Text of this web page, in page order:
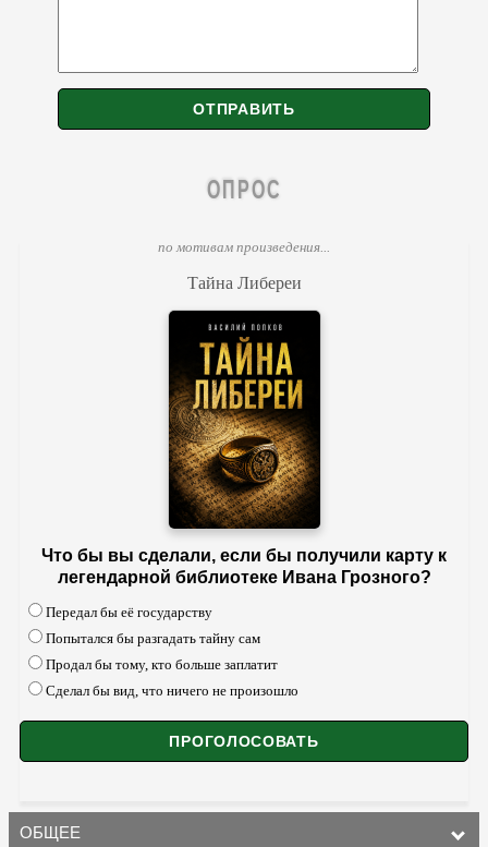
ОПРОС
по мотивам произведения...
Тайна Либереи
Что бы вы сделали, если бы получили карту к
легендарной библиотеке Ивана Грозного?
Передал бы её государству
Попытался бы разгадать тайну сам
Продал бы тому, кто больше заплатит
Сделал бы вид, что ничего не произошло
ОБЩЕЕ